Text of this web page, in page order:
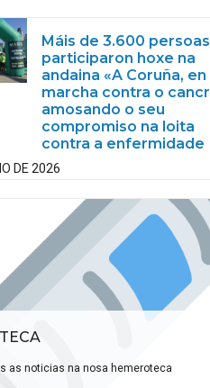
Máis de 3.600 persoas
participaron hoxe na
andaina «A Coruña, en
marcha contra o
amosando o seu
compromiso na loita
contra a enfermidade
DE 2026
as noticias na nosa hemeroteca